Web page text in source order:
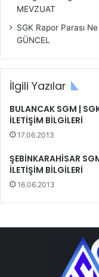
MEVZUAT
SGK Rapor Parası
GÜNCEL
İlgili Yazılar
BULANCAK SGM |
İLETİŞİM BİLGİLERİ
17.06.2013
ŞEBİNKARAHİSAR
İLETİŞİM BİLGİLERİ
16.06.2013